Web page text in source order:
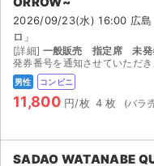
手数料・お支払い方法
AIに質問する
よくある質問
2026/09/23(水) 16:00 広島
ロ」
[詳細] 一般販売 指定席 未発
発券番号を通知させていただきます。 購入者様ご自身
男性 コンビニ
11,800 円/枚 4 枚
SADAO WATANABE